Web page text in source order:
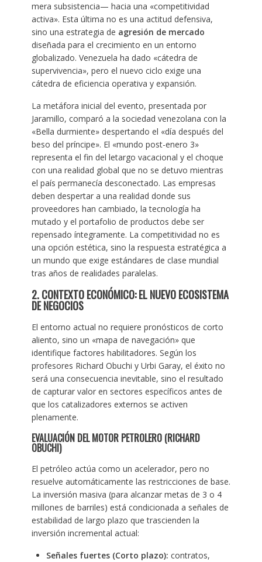
mera subsistencia— hacia una «competitividad
activa». Esta última no es una actitud defensiva,
sino una estrategia de agresión de mercado
diseñada para el crecimiento en un entorno
globalizado. Venezuela ha dado «cátedra de
supervivencia», pero el nuevo ciclo exige una
cátedra de eficiencia operativa y expansión.
La metáfora inicial del evento, presentada por
Jaramillo, comparó a la sociedad venezolana con la
«Bella durmiente» despertando el «día después del
beso del príncipe». El «mundo post-enero 3»
representa el fin del letargo vacacional y el choque
con una realidad global que no se detuvo mientras
el país permanecía desconectado. Las empresas
deben despertar a una realidad donde sus
proveedores han cambiado, la tecnología ha
mutado y el portafolio de productos debe ser
repensado íntegramente. La competitividad no es
una opción estética, sino la respuesta estratégica a
un mundo que exige estándares de clase mundial
tras años de realidades paralelas.
2. CONTEXTO ECONÓMICO: EL NUEVO ECOSISTEMA
DE NEGOCIOS
El entorno actual no requiere pronósticos de corto
aliento, sino un «mapa de navegación» que
identifique factores habilitadores. Según los
profesores Richard Obuchi y Urbi Garay, el éxito no
será una consecuencia inevitable, sino el resultado
de capturar valor en sectores específicos antes de
que los catalizadores externos se activen
plenamente.
EVALUACIÓN DEL MOTOR PETROLERO (RICHARD
OBUCHI)
El petróleo actúa como un acelerador, pero no
resuelve automáticamente las restricciones de base.
La inversión masiva (para alcanzar metas de 3 o 4
millones de barriles) está condicionada a señales de
estabilidad de largo plazo que trascienden la
inversión incremental actual:
Señales fuertes (Corto plazo): contratos,